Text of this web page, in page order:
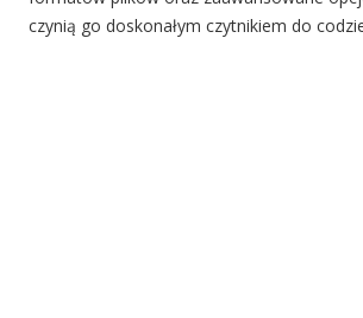
czynią go doskonałym czytnikiem do